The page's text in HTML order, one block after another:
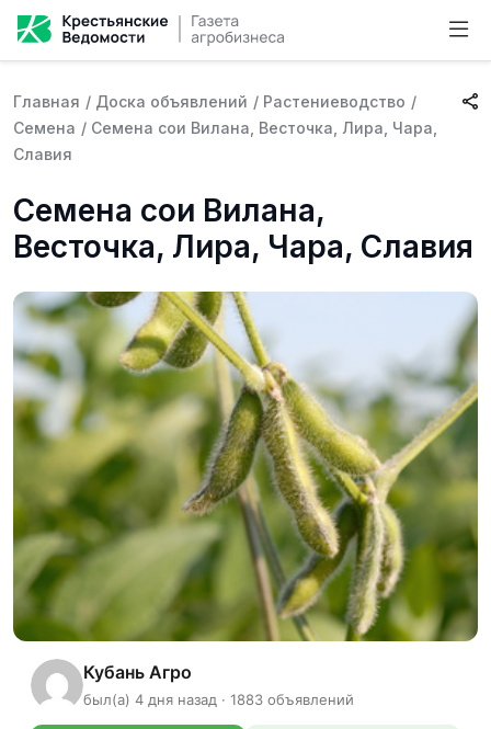
Главная / Доска объявлений / Растениеводство /
Семена / Семена сои Вилана, Весточка, Лира, Чара,
Славия
Семена сои Вилана,
Весточка, Лира, Чара, Славия
Кубань Агро
был(а) 4 дня назад · 1883 объявлений